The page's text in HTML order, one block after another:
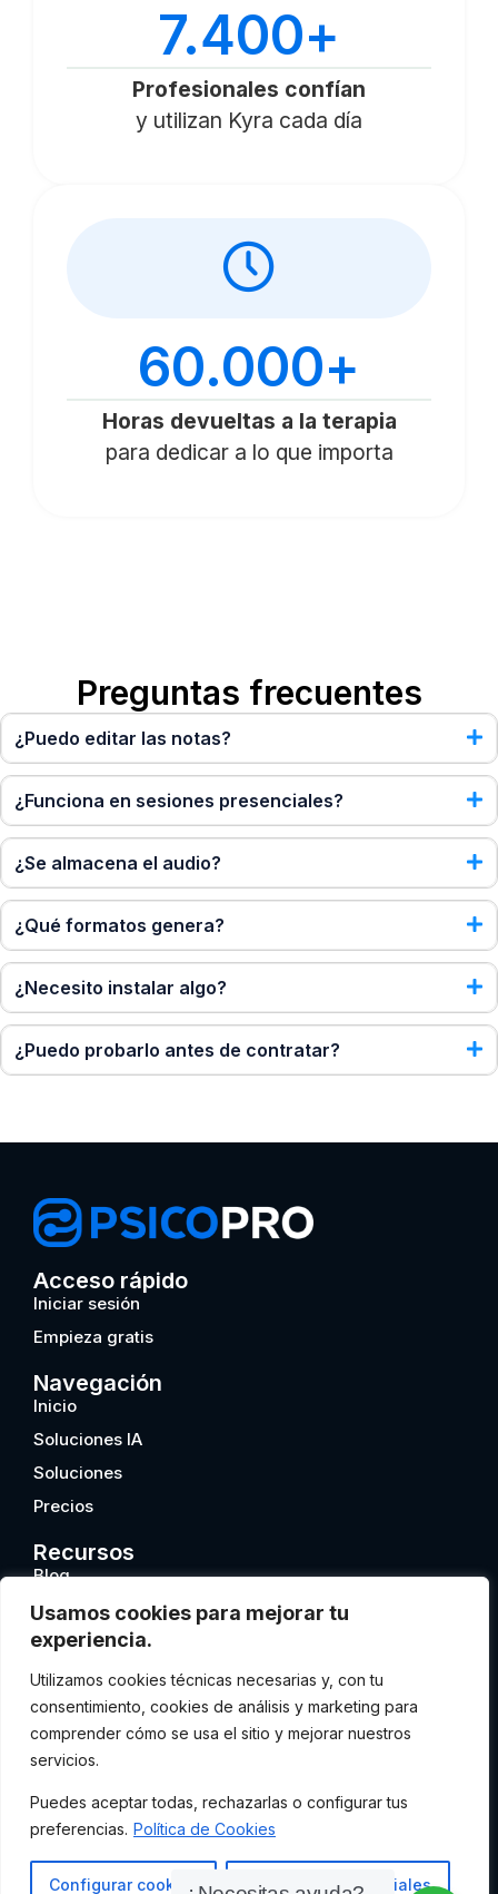
Usamos cookies para mejorar tu
experiencia.
Utilizamos cookies técnicas necesarias y, con tu
consentimiento, cookies de análisis y marketing para
comprender cómo se usa el sitio y mejorar nuestros
servicios.
Puedes aceptar todas, rechazarlas o configurar tus
preferencias. Política de Cookies
Configurar cookies Rechazar no esenciales
7.400+
Profesionales confían
y utilizan Kyra cada día
60.000+
Horas devueltas a la terapia
para dedicar a lo que importa
Preguntas frecuentes
¿Puedo editar las notas?
¿Funciona en sesiones presenciales?
¿Se almacena el audio?
¿Qué formatos genera?
¿Necesito instalar algo?
¿Puedo probarlo antes de contratar?
Acceso rápido
Iniciar sesión
Empieza gratis
Navegación
Inicio
Soluciones IA
Soluciones
Precios
Recursos
Blog
Psicopro Academy
FAQS
Información
Política de privacidad
Términos y condiciones
Contacto
info@psicoprohealth.com